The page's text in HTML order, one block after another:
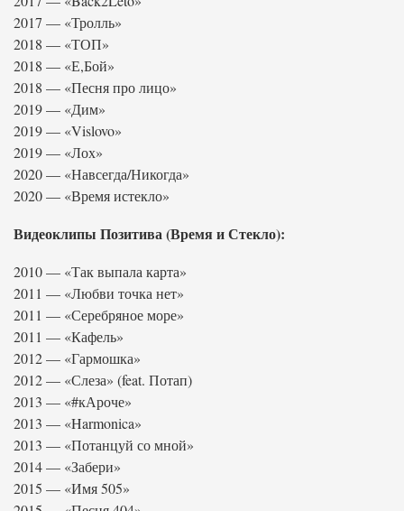
2017 — «Тролль»
2018 — «ТОП»
2018 — «Е,Бой»
2018 — «Песня про лицо»
2019 — «Дим»
2019 — «Vislovo»
2019 — «Лох»
2020 — «Навсегда/Никогда»
2020 — «Время истекло»
Видеоклипы Позитива (Время и Стекло):
2010 — «Так выпала карта»
2011 — «Любви точка нет»
2011 — «Серебряное море»
2011 — «Кафель»
2012 — «Гармошка»
2012 — «Слеза» (feat. Потап)
2013 — «#кАроче»
2013 — «Harmonica»
2013 — «Потанцуй со мной»
2014 — «Забери»
2015 — «Имя 505»